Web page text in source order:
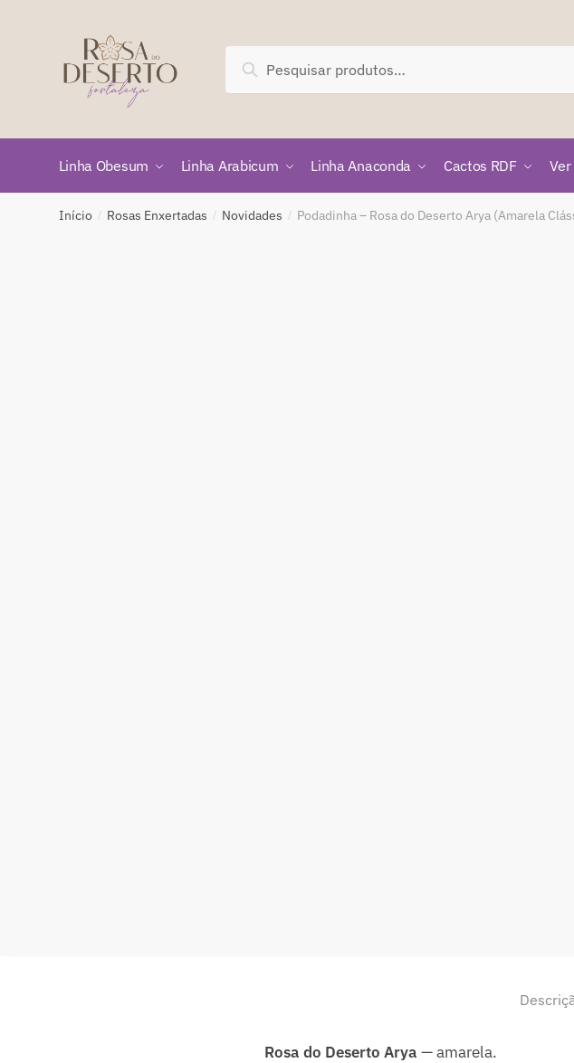
por:
Pesquisar
Linha Obesum Linha Arabicum Linha Anaconda Cactos RDF Ver
Início / Rosas Enxertadas / Novidades / Podadinha – Rosa do Deserto Arya (Amarela
Rosa do Deserto Arya — amarela.